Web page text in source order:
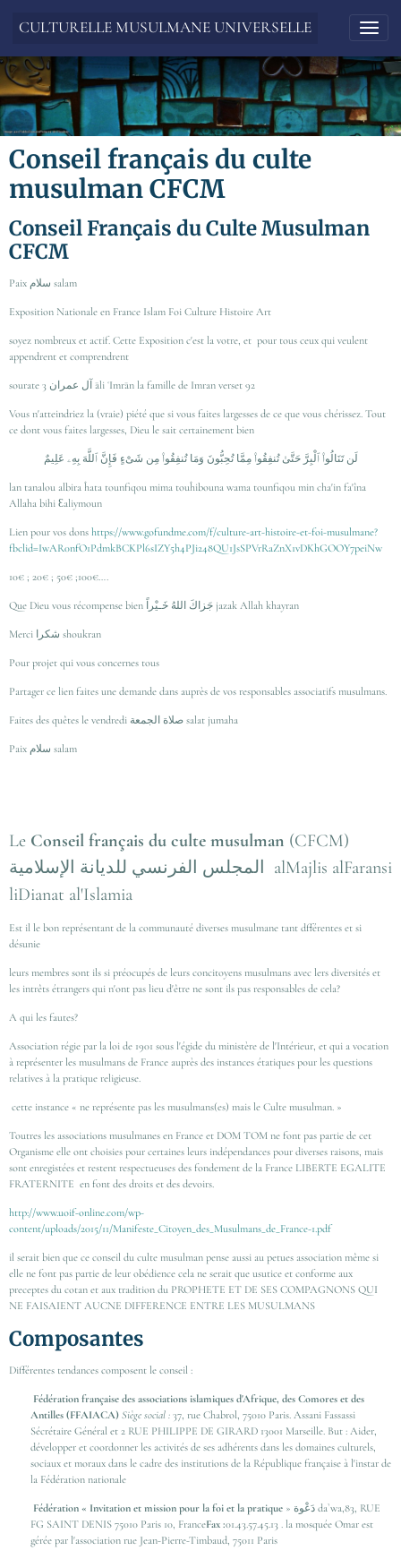
CULTURELLE MUSULMANE UNIVERSELLE
Conseil français du culte
musulman CFCM
Conseil Français du Culte Musulman
CFCM
Paix سلام salam
Exposition Nationale en France Islam Foi Culture Histoire Art
soyez nombreux et actif. Cette Exposition c'est la votre, et pour tous ceux qui veulent
appendrent et comprendrent
sourate 3 آل عمران āli ʿImrān la famille de Imran verset 92
Vous n'atteindriez la (vraie) piété que si vous faites largesses de ce que vous chérissez. Tout
ce dont vous faites largesses, Dieu le sait certainement bien
لَن تَنَالُوا۟ ٱلْبِرَّ حَتَّىٰ تُنفِقُوا۟ مِمَّا تُحِبُّونَ وَمَا تُنفِقُوا۟ مِن شَىْءٍ فَإِنَّ ٱللَّهَ بِهِۦ عَلِيمٌ
lan tanalou albira ĥata tounfiqou mima touĥibouna wama tounfiqou min cha'in fa'îna
Allaha bihi Ɛaliymoun
Lien pour vos dons https://www.gofundme.com/f/culture-art-histoire-et-foi-musulmane?
fbclid=IwAR0nfO1PdmkBCKPl6sIZY5h4PJi248QU1JsSPVrRaZnX1vDKhGOOY7peiNw
10€ ; 20€ ; 50€ ;100€….
Que Dieu vous récompense bien جَزاكَ اللهُ خَـيْراً jazak Allah khayran
Merci شكرا shoukran
Pour projet qui vous concernes tous
Partager ce lien faites une demande dans auprès de vos responsables associatifs musulmans.
Faites des quêtes le vendredi صلاة الجمعة salat jumaha
Paix سلام salam
Le Conseil français du culte musulman (CFCM)
المجلس الفرنسي للديانة الإسلامية alMajlis alFaransi
liDianat al'Islamia
Est il le bon représentant de la communauté diverses musulmane tant dfférentes et si
désunie
leurs membres sont ils si préocupés de leurs concitoyens musulmans avec lers diversités et
les intrêts étrangers qui n'ont pas lieu d'être ne sont ils pas responsables de cela?
A qui les fautes?
Association régie par la loi de 1901 sous l'égide du ministère de l'Intérieur, et qui a vocation
à représenter les musulmans de France auprès des instances étatiques pour les questions
relatives à la pratique religieuse.
cette instance « ne représente pas les musulmans(es) mais le Culte musulman. »
Toutres les associations musulmanes en France et DOM TOM ne font pas partie de cet
Organisme elle ont choisies pour certaines leurs indépendances pour diverses raisons, mais
sont enregistées et restent respectueuses des fondement de la France LIBERTE EGALITE
FRATERNITE en font des droits et des devoirs.
http://www.uoif-online.com/wp-
content/uploads/2015/11/Manifeste_Citoyen_des_Musulmans_de_France-1.pdf
il serait bien que ce conseil du culte musulman pense aussi au petues association même si
elle ne font pas partie de leur obédience cela ne serait que usutice et conforme aux
preceptes du cotan et aux tradition du PROPHETE ET DE SES COMPAGNONS QUI
NE FAISAIENT AUCNE DIFFERENCE ENTRE LES MUSULMANS
Composantes
Différentes tendances composent le conseil :
Fédération française des associations islamiques d'Afrique, des Comores et des
Antilles (FFAIACA) Siège social : 37, rue Chabrol, 75010 Paris. Assani Fassassi
Sécrétaire Général et 2 RUE PHILIPPE DE GIRARD 13001 Marseille. But : Aider,
développer et coordonner les activités de ses adhérents dans les domaines culturels,
sociaux et moraux dans le cadre des institutions de la République française à l'instar de
la Fédération nationale
Fédération « Invitation et mission pour la foi et la pratique » دَعْوة da`wa,83, RUE
FG SAINT DENIS 75010 Paris 10, FranceFax :01.43.57.45.13 . la mosquée Omar est
gérée par l'association rue Jean-Pierre-Timbaud, 75011 Paris